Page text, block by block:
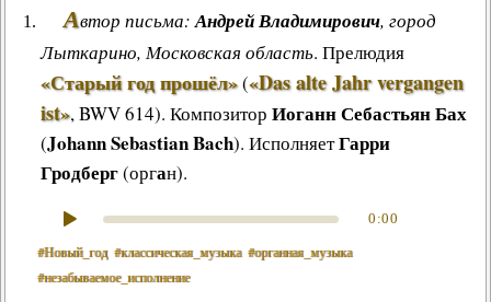
Ансамбли, оркестры, хоры
Из фонотеки «Встречи...»
Другие работы В.В.Татарского
Из архива «Радио России»
Предтеча «Встречи с песней»
Автор письма:Андрей Владимирович, город
Лыткарино, Московская область. Прелюдия
«Старый год прошёл»(«Das alte Jahr vergangen
ist», BWV 614). Композитор Иоганн Себастьян Бах
(Johann Sebastian Bach). ИсполняетГарри
Гродберг(орган).
0:00
#Новый_год #классическая_музыка #органная_музыка
#незабываемое_исполнение